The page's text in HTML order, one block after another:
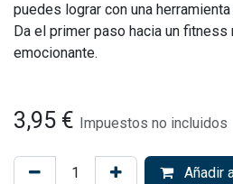
puedes lograr con una
Da el primer paso hacia un fitness
emocionante.
3,95 € Impuestos no incluidos
Añadir